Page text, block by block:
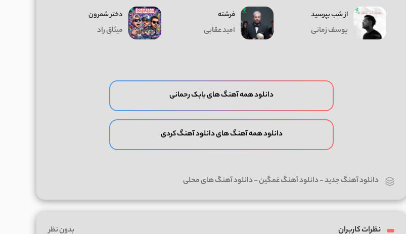
از شب بپرسید
یوسف زمانی
فرشته
امید عقابی
دختر شمرون
میثاق راد
دانلود همه آهنگ های بابک رحمانی
دانلود همه آهنگ های دانلود آهنگ کردی
دانلود آهنگ جدید-دانلود آهنگ غمگین-دانلود آهنگ های محلی
نظرات کاربران بدون نظر